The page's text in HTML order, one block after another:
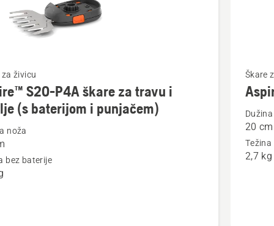
za živicu
S20-P4A škare za travu i
(s baterijom i punjačem)
noža
bez baterije
više
detalja
Aspire™
S20-
Škare
20 cm
Težina
2,7 kg